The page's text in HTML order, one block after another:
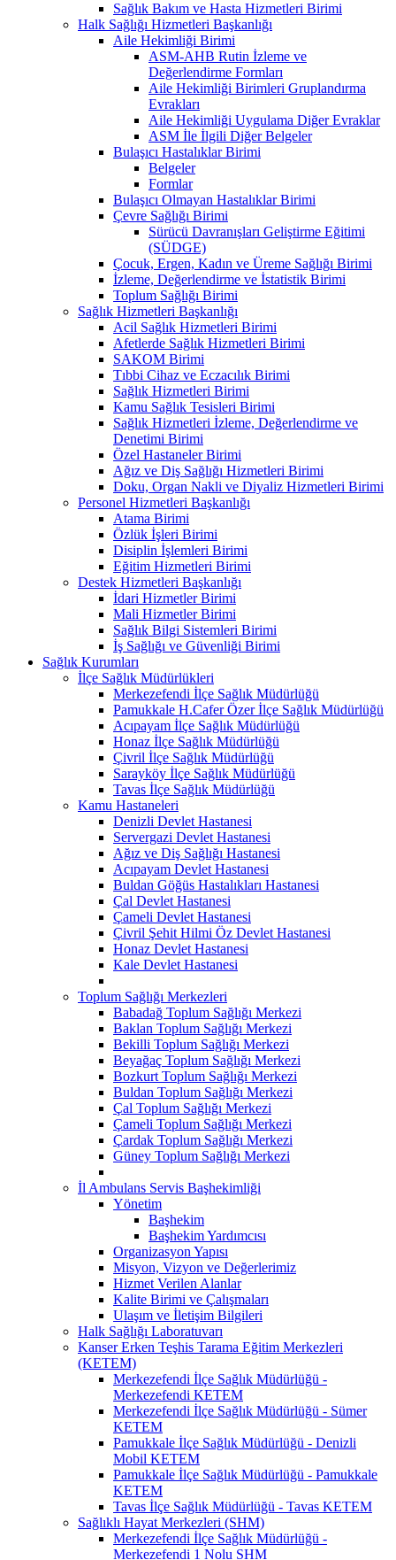
Sağlık Bakım ve Hasta Hizmetleri Birimi
Halk Sağlığı Hizmetleri Başkanlığı
Aile Hekimliği Birimi
ASM-AHB Rutin İzleme ve
Değerlendirme Formları
Aile Hekimliği Birimleri Gruplandırma
Evrakları
Aile Hekimliği Uygulama Diğer Evraklar
ASM İle İlgili Diğer Belgeler
Bulaşıcı Hastalıklar Birimi
Belgeler
Formlar
Bulaşıcı Olmayan Hastalıklar Birimi
Çevre Sağlığı Birimi
Sürücü Davranışları Geliştirme Eğitimi
(SÜDGE)
Çocuk, Ergen, Kadın ve Üreme Sağlığı Birimi
İzleme, Değerlendirme ve İstatistik Birimi
Toplum Sağlığı Birimi
Sağlık Hizmetleri Başkanlığı
Acil Sağlık Hizmetleri Birimi
Afetlerde Sağlık Hizmetleri Birimi
SAKOM Birimi
Tıbbi Cihaz ve Eczacılık Birimi
Sağlık Hizmetleri Birimi
Kamu Sağlık Tesisleri Birimi
Sağlık Hizmetleri İzleme, Değerlendirme ve
Denetimi Birimi
Özel Hastaneler Birimi
Ağız ve Diş Sağlığı Hizmetleri Birimi
Doku, Organ Nakli ve Diyaliz Hizmetleri Birimi
Personel Hizmetleri Başkanlığı
Atama Birimi
Özlük İşleri Birimi
Disiplin İşlemleri Birimi
Eğitim Hizmetleri Birimi
Destek Hizmetleri Başkanlığı
İdari Hizmetler Birimi
Mali Hizmetler Birimi
Sağlık Bilgi Sistemleri Birimi
İş Sağlığı ve Güvenliği Birimi
Sağlık Kurumları
İlçe Sağlık Müdürlükleri
Merkezefendi İlçe Sağlık Müdürlüğü
Pamukkale H.Cafer Özer İlçe Sağlık Müdürlüğü
Acıpayam İlçe Sağlık Müdürlüğü
Honaz İlçe Sağlık Müdürlüğü
Çivril İlçe Sağlık Müdürlüğü
Sarayköy İlçe Sağlık Müdürlüğü
Tavas İlçe Sağlık Müdürlüğü
Kamu Hastaneleri
Denizli Devlet Hastanesi
Servergazi Devlet Hastanesi
Ağız ve Diş Sağlığı Hastanesi
Acıpayam Devlet Hastanesi
Buldan Göğüs Hastalıkları Hastanesi
Çal Devlet Hastanesi
Çameli Devlet Hastanesi
Çivril Şehit Hilmi Öz Devlet Hastanesi
Honaz Devlet Hastanesi
Kale Devlet Hastanesi
Toplum Sağlığı Merkezleri
Babadağ Toplum Sağlığı Merkezi
Baklan Toplum Sağlığı Merkezi
Bekilli Toplum Sağlığı Merkezi
Beyağaç Toplum Sağlığı Merkezi
Bozkurt Toplum Sağlığı Merkezi
Buldan Toplum Sağlığı Merkezi
Çal Toplum Sağlığı Merkezi
Çameli Toplum Sağlığı Merkezi
Çardak Toplum Sağlığı Merkezi
Güney Toplum Sağlığı Merkezi
İl Ambulans Servis Başhekimliği
Yönetim
Başhekim
Başhekim Yardımcısı
Organizasyon Yapısı
Misyon, Vizyon ve Değerlerimiz
Hizmet Verilen Alanlar
Kalite Birimi ve Çalışmaları
Ulaşım ve İletişim Bilgileri
Halk Sağlığı Laboratuvarı
Kanser Erken Teşhis Tarama Eğitim Merkezleri
(KETEM)
Merkezefendi İlçe Sağlık Müdürlüğü -
Merkezefendi KETEM
Merkezefendi İlçe Sağlık Müdürlüğü - Sümer
KETEM
Pamukkale İlçe Sağlık Müdürlüğü - Denizli
Mobil KETEM
Pamukkale İlçe Sağlık Müdürlüğü - Pamukkale
KETEM
Tavas İlçe Sağlık Müdürlüğü - Tavas KETEM
Sağlıklı Hayat Merkezleri (SHM)
Merkezefendi İlçe Sağlık Müdürlüğü -
Merkezefendi 1 Nolu SHM